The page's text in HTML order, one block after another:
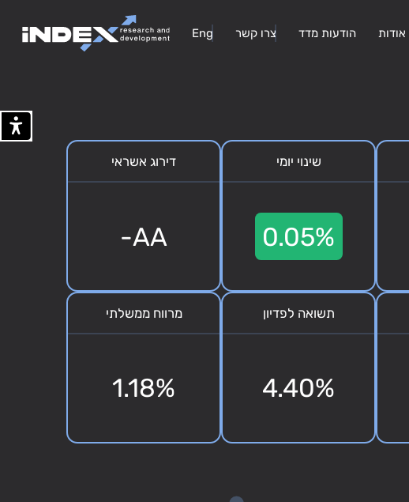
אודות הודעות מדד צרו קשר Eng
שינוי יומי
0.05%
דירוג אשראי
AA-
תשואה לפדיון
4.40%
מרווח ממשלתי
1.18%